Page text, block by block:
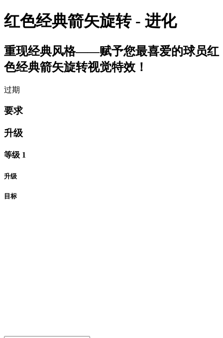
红色经典箭矢旋转 - 进化
重现经典风格——赋予您最喜爱的球员红
色经典箭矢旋转视觉特效！
过期
要求
升级
等级 1
升级
目标